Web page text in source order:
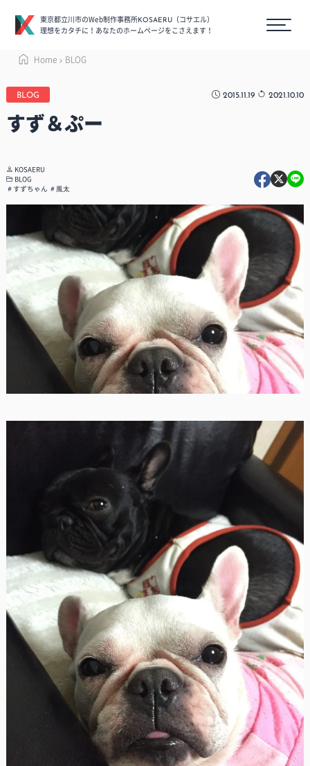
東京都立川市のWeb制作事務所KOSAERU
（コサエル）
理想をカタチに！あなたのホームページをこさえます！
Home BLOG
BLOG 2015.11.19 2021.10.10
すず＆ぷー
KOSAERU
BLOG
すずちゃん
風太